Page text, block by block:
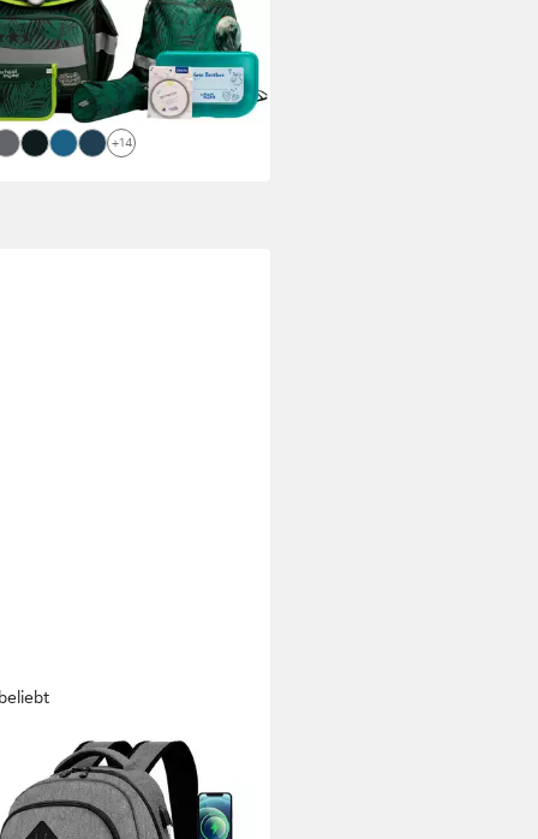
(8)
€ UVP 279,95 €
- in 3-4 Werktagen bei dir
+14
Laptop Rucksack Herren
Kapazität Casual Rucksack, für
Laptop mit USB Ladeanschluss